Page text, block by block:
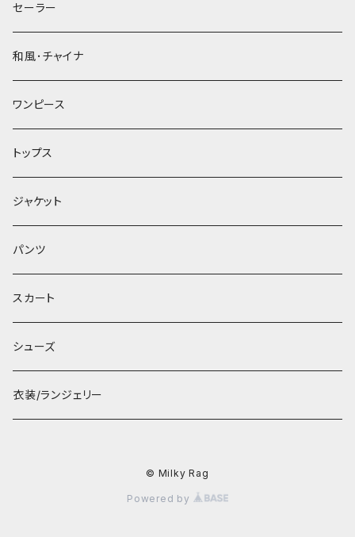
セーラー
和風･チャイナ
ワンピース
トップス
ジャケット
パンツ
スカート
シューズ
衣装/ランジェリー
© Milky Rag
Powered by